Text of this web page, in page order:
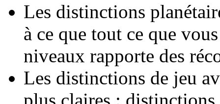
Les distinctions
à ce que tout ce que
niveaux rapporte des
Les distinctions de jeu
plus claires :